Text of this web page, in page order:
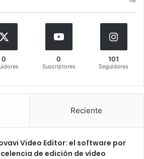
0 0
Suscriptores
101
Seguidores
Reciente
Video Editor: el software por
de edición de vídeo